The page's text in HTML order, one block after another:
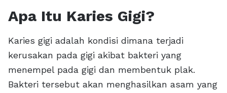
Apa Itu Karies Gigi?
Karies gigi adalah kondisi dimana terjadi
kerusakan pada gigi akibat bakteri yang
menempel pada gigi dan membentuk plak.
Bakteri tersebut akan menghasilkan asam yang